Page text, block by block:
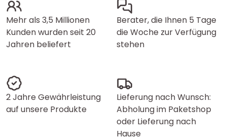
Mehr als 3,5 Millionen
Kunden wurden seit 20
Jahren beliefert
Berater, die Ihnen 5 Tage
die Woche zur Verfügung
stehen
2 Jahre Gewährleistung
auf unsere Produkte
Lieferung nach Wunsch:
Abholung im Paketshop
oder Lieferung nach
Hause